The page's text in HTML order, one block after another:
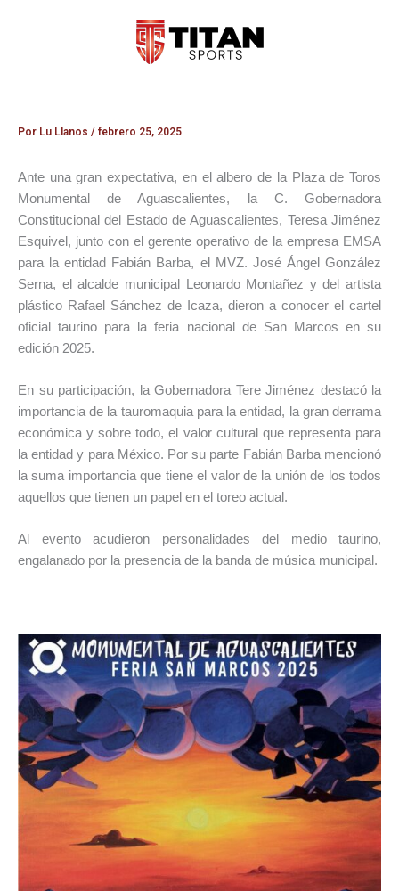
Por Lu Llanos / febrero 25, 2025
Ante una gran expectativa, en el albero de la Plaza de Toros
Monumental de Aguascalientes, la C. Gobernadora
Constitucional del Estado de Aguascalientes, Teresa Jiménez
Esquivel, junto con el gerente operativo de la empresa EMSA
para la entidad Fabián Barba, el MVZ. José Ángel González
Serna, el alcalde municipal Leonardo Montañez y del artista
plástico Rafael Sánchez de Icaza, dieron a conocer el cartel
oficial taurino para la feria nacional de San Marcos en su
edición 2025.
En su participación, la Gobernadora Tere Jiménez destacó la
importancia de la tauromaquia para la entidad, la gran derrama
económica y sobre todo, el valor cultural que representa para
la entidad y para México. Por su parte Fabián Barba mencionó
la suma importancia que tiene el valor de la unión de los todos
aquellos que tienen un papel en el toreo actual.
Al evento acudieron personalidades del medio taurino,
engalanado por la presencia de la banda de música municipal.